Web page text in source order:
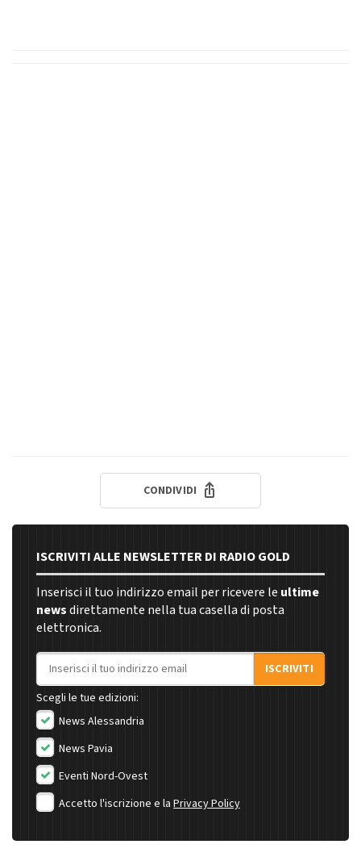
CONDIVIDI
ISCRIVITI ALLE NEWSLETTER DI RADIO GOLD
Inserisci il tuo indirizzo email per ricevere le ultime
newsdirettamente nella tua casella di posta
elettronica.
Indirizzo email
ISCRIVITI
Scegli le tue edizioni:
News Alessandria
News Pavia
Eventi Nord-Ovest
Accetto l'iscrizione e la Privacy Policy